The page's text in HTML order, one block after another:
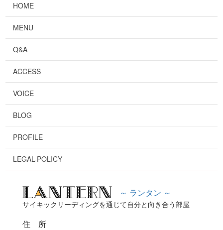
HOME
MENU
Q&A
ACCESS
VOICE
BLOG
PROFILE
LEGAL-POLICY
～ ランタン ～
サイキックリーディングを通じて自分と向き合う部屋
住 所